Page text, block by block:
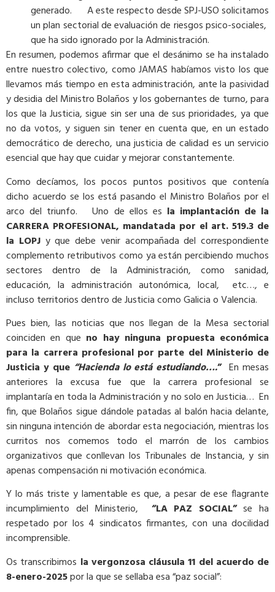
generado. A este respecto desde SPJ-USO solicitamos
un plan sectorial de evaluación de riesgos psico-sociales,
que ha sido ignorado por la Administración.
En resumen, podemos afirmar que el desánimo se ha instalado
entre nuestro colectivo, como JAMAS habíamos visto los que
llevamos más tiempo en esta administración, ante la pasividad
y desidia del Ministro Bolaños y los gobernantes de turno, para
los que la Justicia, sigue sin ser una de sus prioridades, ya que
no da votos, y siguen sin tener en cuenta que, en un estado
democrático de derecho, una justicia de calidad es un servicio
esencial que hay que cuidar y mejorar constantemente.
Como decíamos, los pocos puntos positivos que contenía
dicho acuerdo se los está pasando el Ministro Bolaños por el
arco del triunfo. Uno de ellos es la implantación de la
CARRERA PROFESIONAL, mandatada por el art. 519.3 de
la LOPJy que debe venir acompañada del correspondiente
complemento retributivos como ya están percibiendo muchos
sectores dentro de la Administración, como sanidad,
educación, la administración autonómica, local, etc…, e
incluso territorios dentro de Justicia como Galicia o Valencia.
Pues bien, las noticias que nos llegan de la Mesa sectorial
coinciden en que no hay ninguna propuesta económica
para la carrera profesional por parte del Ministerio de
Justicia y que “Hacienda lo está estudiando….”En mesas
anteriores la excusa fue que la carrera profesional se
implantaría en toda la Administración y no solo en Justicia… En
fin, que Bolaños sigue dándole patadas al balón hacia delante,
sin ninguna intención de abordar esta negociación, mientras los
curritos nos comemos todo el marrón de los cambios
organizativos que conllevan los Tribunales de Instancia, y sin
apenas compensación ni motivación económica.
Y lo más triste y lamentable es que, a pesar de ese flagrante
incumplimiento del Ministerio, “LA PAZ SOCIAL”se ha
respetado por los 4 sindicatos firmantes, con una docilidad
incomprensible.
Os transcribimos la vergonzosa cláusula 11 del acuerdo de
8-enero-2025por la que se sellaba esa “paz social”: